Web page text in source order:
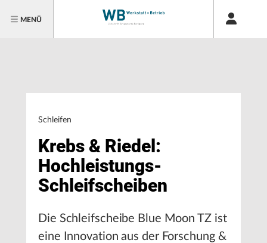
MENÜ
Schleifen
Krebs & Riedel:
Hochleistungs-
Schleifscheiben
Die Schleifscheibe Blue Moon TZ ist
eine Innovation aus der Forschung &